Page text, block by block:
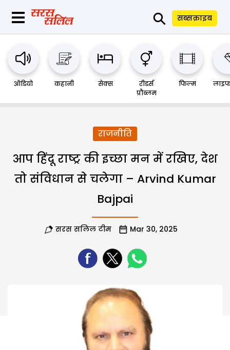
⚲ सब्सक्राइब
ऑडियो कहानी सेक्स
रीडर्स
प्रौब्लम
फिल्म
राजनीति
आप हिंदू राष्ट्र की इच्छा मन में रखिए, देश
तो संविधान से चलेगा – Arvind Kumar
Bajpai
सरस सलिल टीम Mar 30, 2025